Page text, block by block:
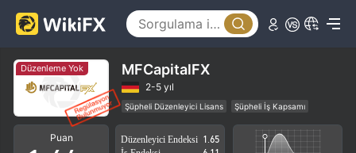
Düzenleme Yok MFCapitalFX
2-5 yıl
Şüpheli Düzenleyici Lisans
Şüpheli İş Kapsamı
Yüksek düzeyde potansiyel risk
Puan
0
2
3
4
5
0
1
2
3
Düzenleyici Endeksi 1.65